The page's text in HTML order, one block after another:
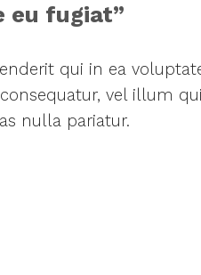
eu fugiat”
qui in ea
vel illum qui
nulla pariatur.